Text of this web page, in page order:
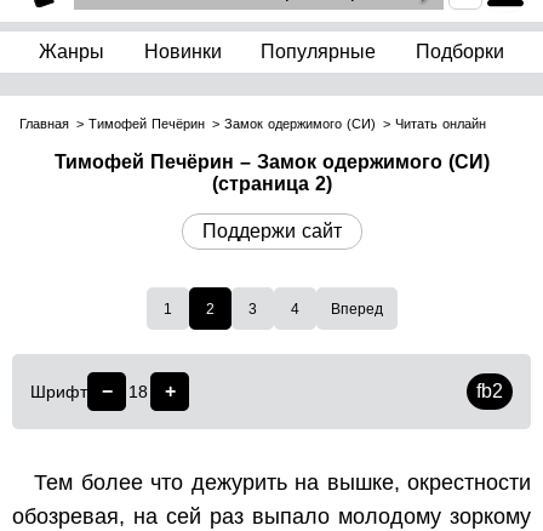
Жанры Новинки Популярные Подборки
Главная Тимофей Печёрин Замок одержимого (СИ) Читать онлайн
Тимофей Печёрин – Замок одержимого (СИ)
(страница 2)
Поддержи сайт
1 2 3 4 Вперед
Шрифт − 18 + fb2
Тем более что дежурить на вышке, окрестности
обозревая, на сей раз выпало молодому зоркому